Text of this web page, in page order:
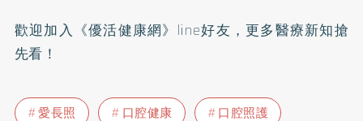
歡迎加入 《優活健康網》line好友 ，更多醫療新知搶
先看！
愛長照 口腔健康
口腔照護